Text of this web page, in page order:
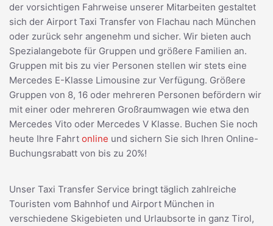
der vorsichtigen Fahrweise unserer Mitarbeiten gestaltet
sich der Airport Taxi Transfer von Flachau nach München
oder zurück sehr angenehm und sicher. Wir bieten auch
Spezialangebote für Gruppen und größere Familien an.
Gruppen mit bis zu vier Personen stellen wir stets eine
Mercedes E-Klasse Limousine zur Verfügung. Größere
Gruppen von 8, 16 oder mehreren Personen befördern wir
mit einer oder mehreren Großraumwagen wie etwa den
Mercedes Vito oder Mercedes V Klasse. Buchen Sie noch
heute Ihre Fahrt online und sichern Sie sich Ihren Online-
Buchungsrabatt von bis zu 20%!
Unser Taxi Transfer Service bringt täglich zahlreiche
Touristen vom Bahnhof und Airport München in
verschiedene Skigebieten und Urlaubsorte in ganz Tirol,